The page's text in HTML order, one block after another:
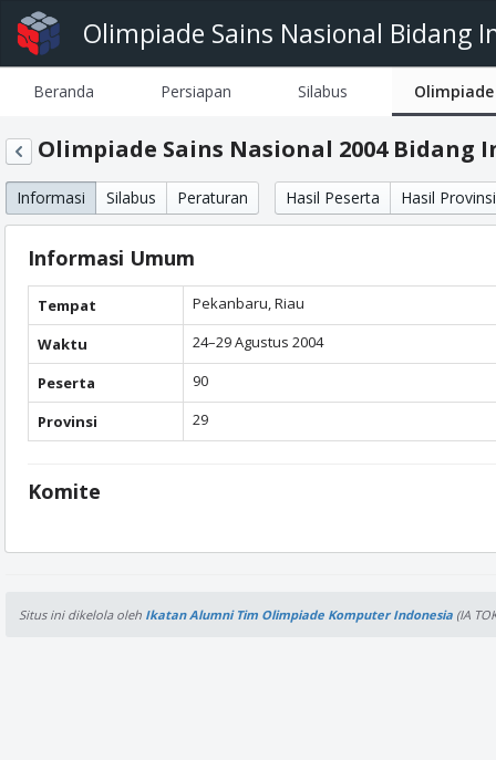
Olimpiade Sains Nasional Bidang
Beranda Persiapan Silabus Olimpiade
Olimpiade Sains Nasional 2004
Informasi Silabus Peraturan Hasil Peserta Hasil Provinsi
Informasi Umum
Tempat Pekanbaru, Riau
Waktu 24–29 Agustus 2004
Peserta 90
Provinsi 29
Komite
Situs ini dikelola oleh Ikatan Alumni Tim Olimpiade Komputer Indonesia (IA